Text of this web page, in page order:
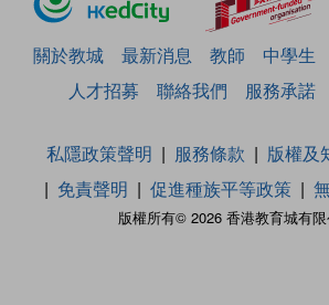
關於教城 最新消息 教師 中學生
人才招募
聯絡我們 服務承諾
版權所有© 2026 香港教育城有限
私隱政策聲明 服務條款
版權及
免責聲明
促進種族平等政策